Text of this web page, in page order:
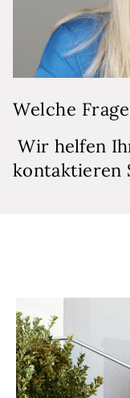
Welche
Wir helfen
kontaktieren